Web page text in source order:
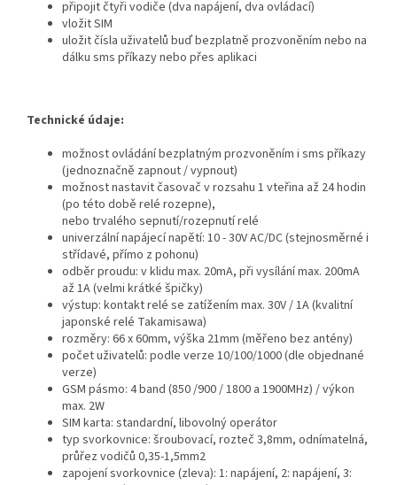
připojit čtyři vodiče (dva napájení, dva ovládací)
vložit SIM
uložit čísla uživatelů buď bezplatně prozvoněním nebo na
dálku sms příkazy nebo přes aplikaci
Technické údaje:
možnost ovládání bezplatným prozvoněním i sms příkazy
(jednoznačně zapnout / vypnout)
možnost nastavit časovač v rozsahu 1 vteřina až 24 hodin
(po této době relé rozepne),
nebo trvalého sepnutí/rozepnutí relé
univerzální napájecí napětí: 10 - 30V AC/DC (stejnosměrné i
střídavé, přímo z pohonu)
odběr proudu: v klidu max. 20mA, při vysílání max. 200mA
až 1A (velmi krátké špičky)
výstup: kontakt relé se zatížením max. 30V / 1A (kvalitní
japonské relé Takamisawa)
rozměry: 66 x 60mm, výška 21mm (měřeno bez antény)
počet uživatelů: podle verze 10/100/1000 (dle objednané
verze)
GSM pásmo: 4 band (850 /900 / 1800 a 1900MHz) / výkon
max. 2W
SIM karta: standardní, libovolný operátor
typ svorkovnice: šroubovací, rozteč 3,8mm, odnímatelná,
průřez vodičů 0,35-1,5mm2
zapojení svorkovnice (zleva): 1: napájení, 2: napájení, 3: